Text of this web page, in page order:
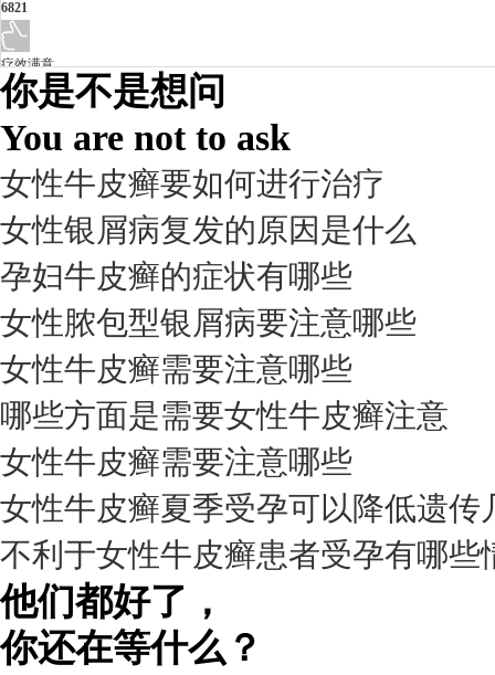
6821
疗效满意
98%
我要咨询我要预约
擅长： 杨成平 互联网门诊主任【医生简介】 毕业于长江...[详情]
预约量
6821
疗效满意
98%
你是不是想问
You are not to ask
女性牛皮癣要如何进行治疗
女性银屑病复发的原因是什么
孕妇牛皮癣的症状有哪些
女性脓包型银屑病要注意哪些
女性牛皮癣需要注意哪些
哪些方面是需要女性牛皮癣注意
女性牛皮癣需要注意哪些
女性牛皮癣夏季受孕可以降低遗传
不利于女性牛皮癣患者受孕有哪些
他们都好了，
你还在等什么？